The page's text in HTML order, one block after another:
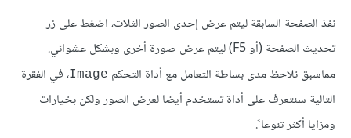
نفذ الصفحة السابقة ليتم عرض إحدى الصور الثلاث، اضغط على زر
تحديث الصفحة (أو F5) ليتم عرض صورة أخرى وبشكل عشوائي.
مماسبق نلاحظ مدى بساطة التعامل مع أداة التحكم Image، في الفقرة
التالية سنتعرف على أداة تستخدم أيضا لعرض الصور ولكن بخيارات
ومزايا أكثر تنوعا ً.